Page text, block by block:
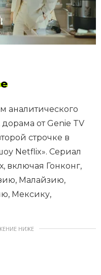
аналитического
дорама от Genie TV
строчке в
Netflix». Сериал
включая Гонконг,
Малайзию,
Мексику,
НИЖЕ